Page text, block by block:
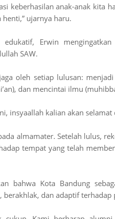
keberhasilan anak-anak kita
ujarnya haru.
Erwin
SAW.
oleh setiap lulusan:
dan mencintai ilmu
insyaallah kalian akan
almamater. Setelah lulus,
tempat yang telah
bahwa Kota Bandung
dan adaptif terhadap